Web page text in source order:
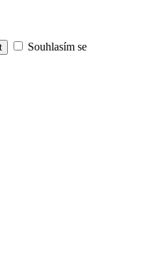
Souhlasím se